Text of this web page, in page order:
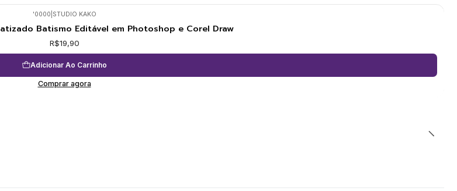
'0000 STUDIO KAKO
Batismo Editável em Photoshop e Corel Draw
R$19,90
Adicionar Ao Carrinho
Comprar agora